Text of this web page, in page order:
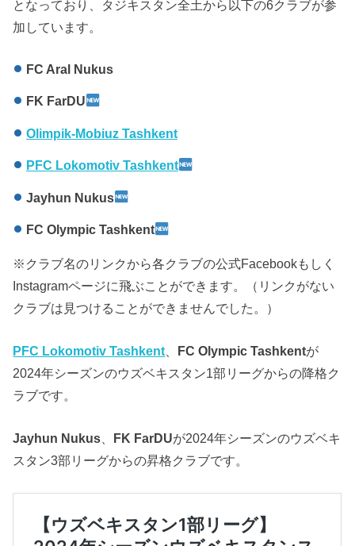
となっており、タジキスタン全土から以下の6クラブが参
加しています。
FC Aral Nukus
FK FarDU
Olimpik-Mobiuz Tashkent
PFC Lokomotiv Tashkent
Jayhun Nukus
FC Olympic Tashkent
※クラブ名のリンクから各クラブの公式Facebookもしく
Instagramページに飛ぶことができます。（リンクがない
クラブは見つけることができませんでした。）
PFC Lokomotiv Tashkent FC Olympic Tashkentが
2024年シーズンのウズベキスタン1部リーグからの降格ク
ラブです。
Jayhun Nukus FK FarDUが2024年シーズンのウズベキ
スタン3部リーグからの昇格クラブです。